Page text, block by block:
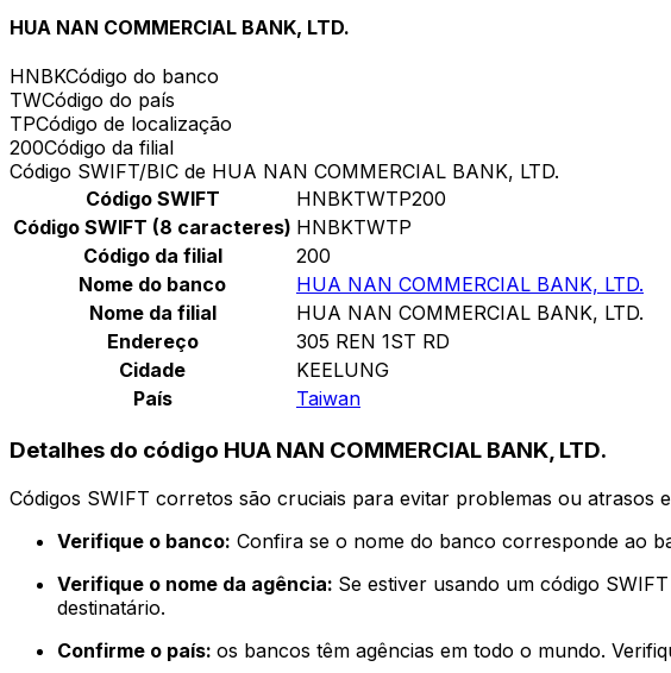
HUA NAN COMMERCIAL BANK, LTD.
HNBKCódigo do banco
TWCódigo do país
TPCódigo de localização
200Código da filial
Código SWIFT/BIC de HUA NAN COMMERCIAL BANK, LTD.
Código SWIFT
HNBKTWTP200
Código SWIFT (8 caracteres) HNBKTWTP
Código da filial
200
Nome do banco
HUA NAN COMMERCIAL BANK, LTD.
Nome da filial
HUA NAN COMMERCIAL BANK, LTD.
Endereço
305 REN 1ST RD
Cidade
KEELUNG
País
Taiwan
Detalhes do código HUA NAN COMMERCIAL BANK, LTD.
Códigos SWIFT corretos são cruciais para evitar problemas ou atrasos
Verifique o banco: Confira se o nome do banco corresponde ao
Verifique o nome da agência: Se estiver usando um código
destinatário.
Confirme o país: os bancos têm agências em todo o mundo.